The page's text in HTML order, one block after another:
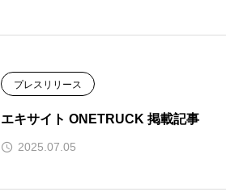
プレスリリース
エキサイト ONETRUCK 掲載記事
2025.07.05